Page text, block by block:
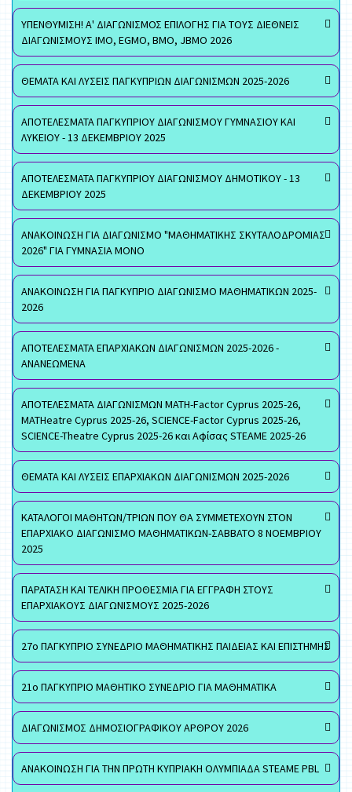
ΥΠΕΝΘΥΜΙΣΗ! Α' ΔΙΑΓΩΝΙΣΜΟΣ ΕΠΙΛΟΓΗΣ ΓΙΑ ΤΟΥΣ ΔΙΕΘΝΕΙΣ
ΔΙΑΓΩΝΙΣΜΟΥΣ ΙΜΟ, EGMO, ΒΜΟ, JBMO 2026
ΘΕΜΑΤΑ ΚΑΙ ΛΥΣΕΙΣ ΠΑΓΚΥΠΡΙΩΝ ΔΙΑΓΩΝΙΣΜΩΝ 2025-2026
ΑΠΟΤΕΛΕΣΜΑΤΑ ΠΑΓΚΥΠΡΙΟΥ ΔΙΑΓΩΝΙΣΜΟΥ ΓΥΜΝΑΣΙΟΥ ΚΑΙ
ΛΥΚΕΙΟΥ - 13 ΔΕΚΕΜΒΡΙΟΥ 2025
ΑΠΟΤΕΛΕΣΜΑΤΑ ΠΑΓΚΥΠΡΙΟΥ ΔΙΑΓΩΝΙΣΜΟΥ ΔΗΜΟΤΙΚΟΥ - 13
ΔΕΚΕΜΒΡΙΟΥ 2025
ΑΝΑΚΟΙΝΩΣΗ ΓΙΑ ΔΙΑΓΩΝΙΣΜΟ "ΜΑΘΗΜΑΤΙΚΗΣ ΣΚΥΤΑΛΟΔΡΟΜΙΑΣ
2026" ΓΙΑ ΓΥΜΝΑΣΙΑ ΜΟΝΟ
ΑΝΑΚΟΙΝΩΣΗ ΓΙΑ ΠΑΓΚΥΠΡΙΟ ΔΙΑΓΩΝΙΣΜΟ ΜΑΘΗΜΑΤΙΚΩΝ 2025-
2026
ΑΠΟΤΕΛΕΣΜΑΤΑ ΕΠΑΡΧΙΑΚΩΝ ΔΙΑΓΩΝΙΣΜΩΝ 2025-2026 -
ΑΝΑΝΕΩΜΕΝΑ
ΑΠΟΤΕΛΕΣΜΑΤΑ ΔΙΑΓΩΝΙΣΜΩΝ MATH-Factor Cyprus 2025-26,
MATHeatre Cyprus 2025-26, SCIENCE-Factor Cyprus 2025-26,
SCIENCE-Theatre Cyprus 2025-26 και Αφίσας STEAME 2025-26
ΘΕΜΑΤΑ ΚΑΙ ΛΥΣΕΙΣ ΕΠΑΡΧΙΑΚΩΝ ΔΙΑΓΩΝΙΣΜΩΝ 2025-2026
ΚΑΤΑΛΟΓΟΙ ΜΑΘΗΤΩΝ/ΤΡΙΩΝ ΠΟΥ ΘΑ ΣΥΜΜΕΤΕΧΟΥΝ ΣΤΟΝ
ΕΠΑΡΧΙΑΚΟ ΔΙΑΓΩΝΙΣΜΟ ΜΑΘΗΜΑΤΙΚΩΝ-ΣΑΒΒΑΤΟ 8 ΝΟΕΜΒΡΙΟΥ
2025
ΠΑΡΑΤΑΣΗ ΚΑΙ ΤΕΛΙΚΗ ΠΡΟΘΕΣΜΙΑ ΓΙΑ ΕΓΓΡΑΦΗ ΣΤΟΥΣ
ΕΠΑΡΧΙΑΚΟΥΣ ΔΙΑΓΩΝΙΣΜΟΥΣ 2025-2026
27ο ΠΑΓΚΥΠΡΙΟ ΣΥΝΕΔΡΙΟ ΜΑΘΗΜΑΤΙΚΗΣ ΠΑΙΔΕΙΑΣ ΚΑΙ ΕΠΙΣΤΗΜΗΣ
21ο ΠΑΓΚΥΠΡΙΟ ΜΑΘΗΤΙΚΟ ΣΥΝΕΔΡΙΟ ΓΙΑ ΜΑΘΗΜΑΤΙΚΑ
ΔΙΑΓΩΝΙΣΜΟΣ ΔΗΜΟΣΙΟΓΡΑΦΙΚΟΥ ΑΡΘΡΟΥ 2026
ΑΝΑΚΟΙΝΩΣΗ ΓΙΑ ΤΗΝ ΠΡΩΤΗ ΚΥΠΡΙΑΚΗ ΟΛΥΜΠΙΑΔΑ STEAME PBL